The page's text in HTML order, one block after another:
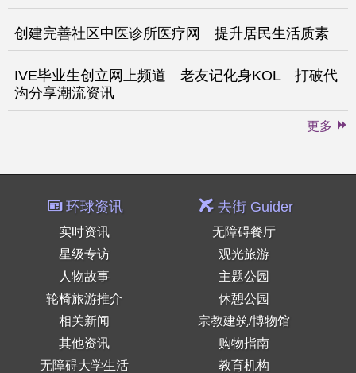
创建完善社区中医诊所医疗网 提升居民生活质素
IVE毕业生创立网上频道 老友记化身KOL 打破代
沟分享潮流资讯
更多
环球资讯
实时资讯
星级专访
人物故事
轮椅旅游推介
相关新闻
其他资讯
无障碍大学生活
去街 Guider
无障碍餐厅
观光旅游
主题公园
休憩公园
宗教建筑/博物馆
购物指南
教育机构